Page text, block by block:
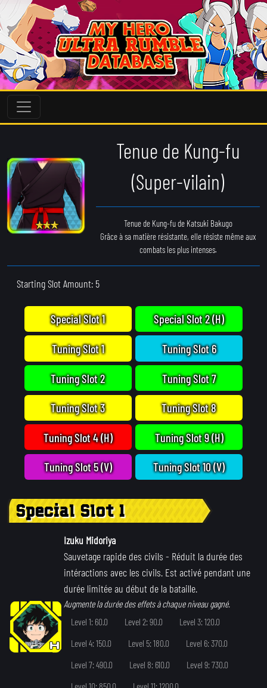
Tenue de Kung-fu
(Super-vilain)
Tenue de Kung-fu de Katsuki Bakugo
Grâce à sa matière résistante, elle résiste même aux
combats les plus intenses.
Starting Slot Amount: 5
Special Slot 1
Tuning Slot 1
Tuning Slot 2
Tuning Slot 3
Tuning Slot 4 (H)
Tuning Slot 5 (V)
Special Slot 2 (H)
Tuning Slot 6
Tuning Slot 7
Tuning Slot 8
Tuning Slot 9 (H)
Tuning Slot 10 (V)
Special Slot 1
Izuku Midoriya
Sauvetage rapide des civils - Réduit la durée des
intéractions avec les civils. Est activé pendant une
durée limitée au début de la bataille.
Augmente la durée des effets à chaque niveau gagné.
Level 1: 60.0
Level 2: 90.0
Level 3: 120.0
Level 4: 150.0
Level 5: 180.0
Level 6: 370.0
Level 7: 490.0
Level 8: 610.0
Level 9: 730.0